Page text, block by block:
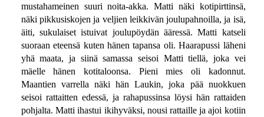
mustahameinen suuri noita-akka. Matti näki kotipirttinsä,
näki pikkusiskojen ja veljien leikkivän joulupahnoilla, ja isä,
äiti, sukulaiset istuivat joulupöydän ääressä. Matti katseli
suoraan eteensä kuten hänen tapansa oli. Haarapussi läheni
yhä maata, ja siinä samassa seisoi Matti tiellä, joka vei
mäelle hänen kotitaloonsa. Pieni mies oli kadonnut.
Maantien varrella näki hän Laukin, joka pää nuokkuen
seisoi rattaitten edessä, ja rahapussinsa löysi hän rattaiden
pohjalta. Matti ihastui ikihyväksi, nousi rattaille ja ajoi kotiin